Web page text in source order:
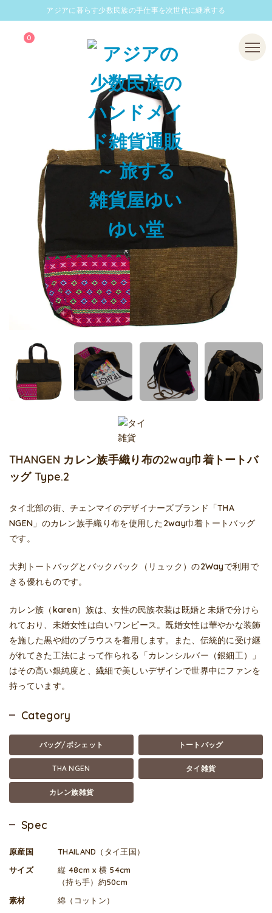
アジアに暮らす少数民族の手仕事を次世代に継承する
0 Menu
THANGEN カレン族手織り布の2way巾着トートバ
ッグ Type.2
タイ北部の街、チェンマイのデザイナーズブランド「THA
NGEN」のカレン族手織り布を使用した2way巾着トートバッグ
です。
大判トートバッグとバックパック（リュック）の2Wayで利用で
きる優れものです。
カレン族（karen）族は、女性の民族衣装は既婚と未婚で分けら
れており、未婚女性は白いワンピース。既婚女性は華やかな装飾
を施した黒や紺のブラウスを着用します。また、伝統的に受け継
がれてきた工法によって作られる「カレンシルバー（銀細工）」
はその高い銀純度と、繊細で美しいデザインで世界中にファンを
持っています。
Category
バッグ/ポシェット トートバッグ
THA NGEN タイ雑貨
カレン族雑貨
Spec
原産国
THAILAND（タイ王国）
サイズ
縦 48cm x 横 54cm
（持ち手）約50cm
素材
綿（コットン）